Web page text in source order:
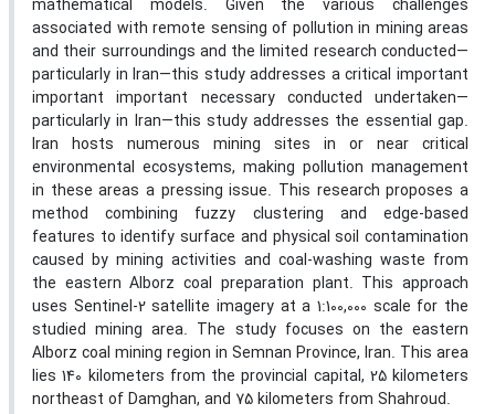
mathematical models. Given the various challenges
associated with remote sensing of pollution in mining areas
and their surroundings and the limited research conducted—
particularly in Iran—this study addresses a critical important
important important necessary conducted undertaken—
particularly in Iran—this study addresses the essential gap.
Iran hosts numerous mining sites in or near critical
environmental ecosystems, making pollution management
in these areas a pressing issue. This research proposes a
method combining fuzzy clustering and edge-based
features to identify surface and physical soil contamination
caused by mining activities and coal-washing waste from
the eastern Alborz coal preparation plant. This approach
uses Sentinel-2 satellite imagery at a 1:100,000 scale for the
studied mining area. The study focuses on the eastern
Alborz coal mining region in Semnan Province, Iran. This area
lies 140 kilometers from the provincial capital, 25 kilometers
northeast of Damghan, and 75 kilometers from Shahroud.